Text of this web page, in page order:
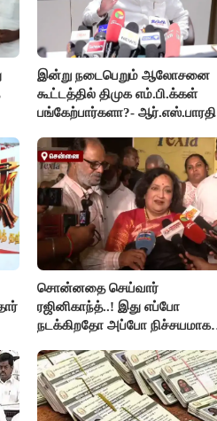
இன்று நடைபெறும் ஆலோசனை
கூட்டத்தில் திமுக எம்.பி.க்கள்
பங்கேற்பார்களா?- ஆர்.எஸ்.பாரதி
சொன்னதை செய்வார்
ரஜினிகாந்த்..! இது எப்போ
நடக்கிறதோ அப்போ நிச்சயமாக
ரஜினிகாந்த்..!